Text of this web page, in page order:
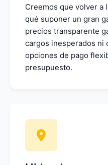
Creemos que volver a
qué suponer un gran
precios transparente
cargos inesperados ni
opciones de pago
presupuesto.